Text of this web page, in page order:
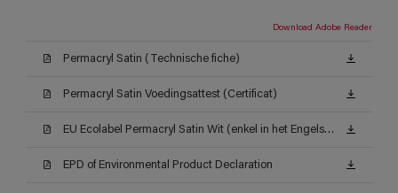
Download Adobe Reader
Permacryl Satin (Technische fiche)
Permacryl Satin Voedingsattest (Certificat)
EU Ecolabel Permacryl Satin Wit (enkel in het Engels beschikbaar)
EPD of Environmental Product Declaration